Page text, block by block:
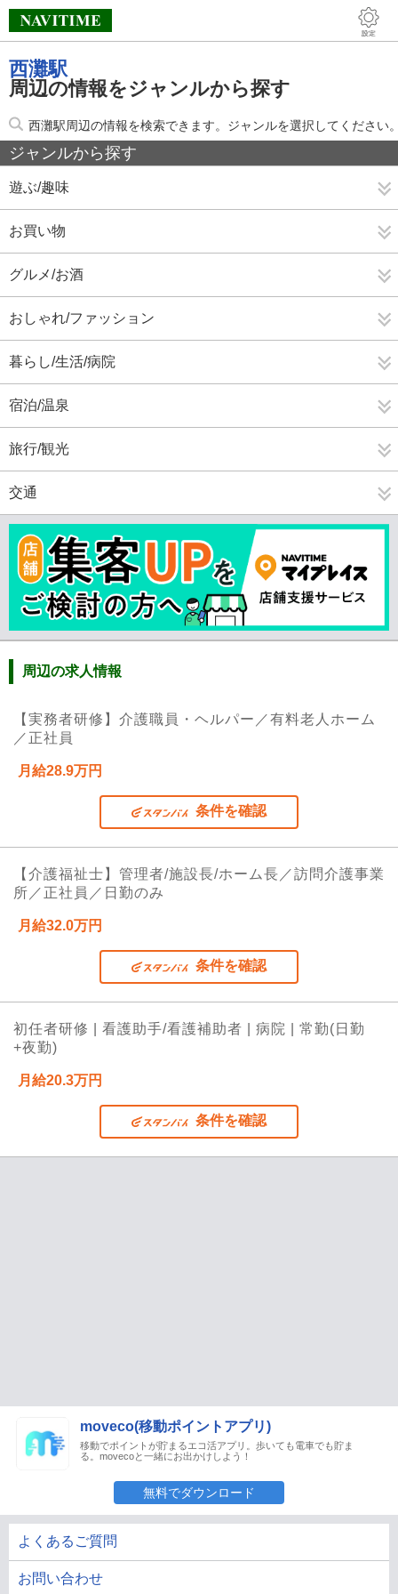
西灘駅
周辺の情報をジャンルから探す
西灘駅周辺の情報を検索できます。ジャンルを選択してください
ジャンルから探す
遊ぶ/趣味
お買い物
グルメ/お酒
おしゃれ/ファッション
暮らし/生活/病院
宿泊/温泉
旅行/観光
交通
周辺の求人情報
【実務者研修】介護職員・ヘルパー／有料老人ホーム
／正社員
月給28.9万円
条件を確認
【介護福祉士】管理者/施設長/ホーム長／訪問介護事業
所／正社員／日勤のみ
月給32.0万円
条件を確認
初任者研修 | 看護助手/看護補助者 | 病院 | 常勤(日勤
+夜勤)
月給20.3万円
条件を確認
moveco(移動ポイントアプリ)
移動でポイントが貯まるエコ活アプリ。歩いても電車でも貯ま
る。movecoと一緒にお出かけしよう！
無料でダウンロード
よくあるご質問
お問い合わせ